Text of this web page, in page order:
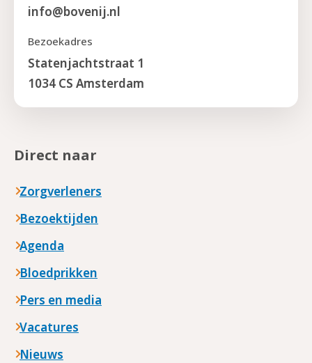
info@bovenij.nl
Bezoekadres
Statenjachtstraat 1
1034 CS Amsterdam
Direct naar
Zorgverleners
Bezoektijden
Agenda
Bloedprikken
Pers en media
Vacatures
Nieuws